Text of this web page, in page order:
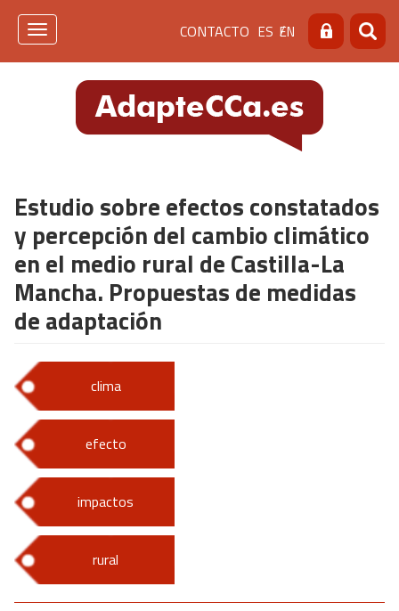
Pasar
Menú
de
cabecera
[contacto]
CONTACTO ES EN Buscar
Toggle
Estudio sobre efectos constatados
y percepción del cambio climático
en el medio rural de Castilla-La
Mancha. Propuestas de medidas
de adaptación
clima
efecto
impactos
rural